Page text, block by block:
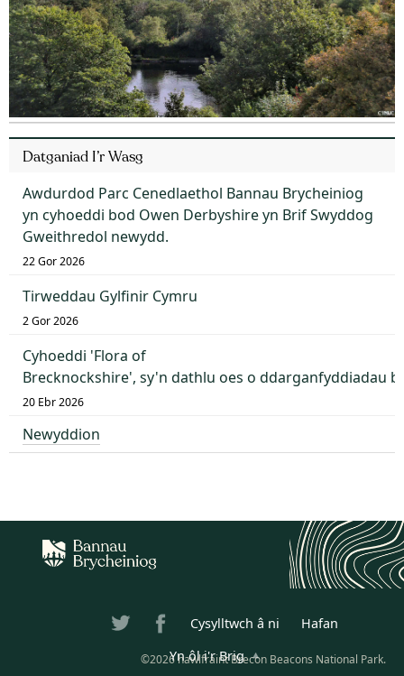
Datganiad I’r Wasg
Awdurdod Parc Cenedlaethol Bannau Brycheiniog
yn cyhoeddi bod Owen Derbyshire yn Brif Swyddog
Gweithredol newydd.
22 Gor 2026
Tirweddau Gylfinir Cymru
2 Gor 2026
Cyhoeddi 'Flora of
Brecknockshire', sy'n dathlu oes o ddarganfyddiadau
20 Ebr 2026
Newyddion
Cysylltwch â ni
Hafan
Yn ôl i'r Brig
©2026 hawlfraint Brecon Beacons National Park.